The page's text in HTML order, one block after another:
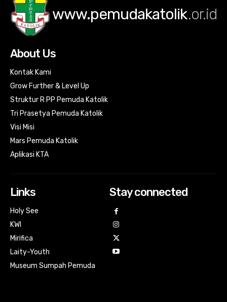
www.pemudakatolik.or.id
About Us
Kontak Kami
Grow Further & Level Up
Struktur R PP Pemuda Katolik
Tri Prasetya Pemuda Katolik
Visi Misi
Mars Pemuda Katolik
Aplikasi KTA
Links
Holy See
KWI
Mirifica
Laity-Youth
Museum Sumpah Pemuda
Stay connected